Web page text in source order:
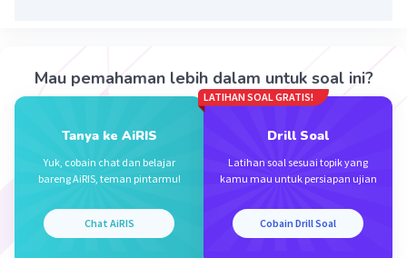
Mau pemahaman lebih dalam untuk soal ini?
Tanya ke AiRIS
Yuk, cobain chat dan belajar
bareng AiRIS, teman pintarmu!
Chat AiRIS
LATIHAN SOAL GRATIS!
Drill Soal
Latihan soal sesuai topik yang
kamu mau untuk persiapan ujian
Cobain Drill Soal